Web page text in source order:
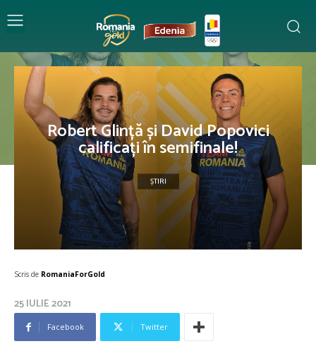
Robert Glință și David Popovici
calificați în semifinale!
ȘTIRI
Scris de RomaniaForGold
25 IULIE 2021
Facebook Twitter